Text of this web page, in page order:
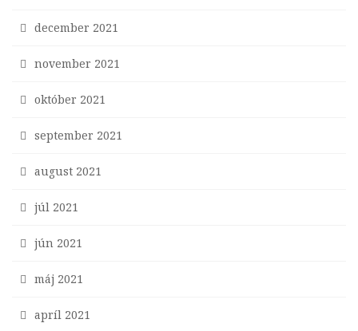
december 2021
november 2021
október 2021
september 2021
august 2021
júl 2021
jún 2021
máj 2021
apríl 2021